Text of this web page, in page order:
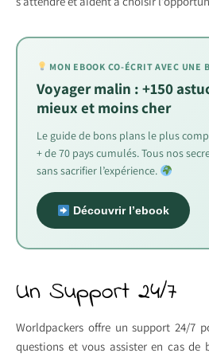
MON EBOOK CO-ÉCRIT AVEC UNE
Voyager malin : +150
mieux et moins cher
Le guide de bons plans le plus
+ de 70 pays cumulés. Tous nos
sans sacrifier l’expérience.
Découvrir l’ebook
Un Support 24/7
Worldpackers offre un support 24/7
questions et vous assister en cas de